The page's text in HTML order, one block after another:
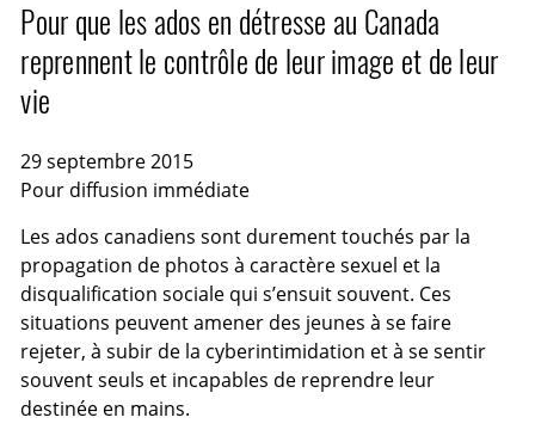
Pour que les ados en détresse au Canada
reprennent le contrôle de leur image et de leur
vie
29 septembre 2015
Pour diffusion immédiate
Les ados canadiens sont durement touchés par la
propagation de photos à caractère sexuel et la
disqualification sociale qui s’ensuit souvent. Ces
situations peuvent amener des jeunes à se faire
rejeter, à subir de la cyberintimidation et à se sentir
souvent seuls et incapables de reprendre leur
destinée en mains.